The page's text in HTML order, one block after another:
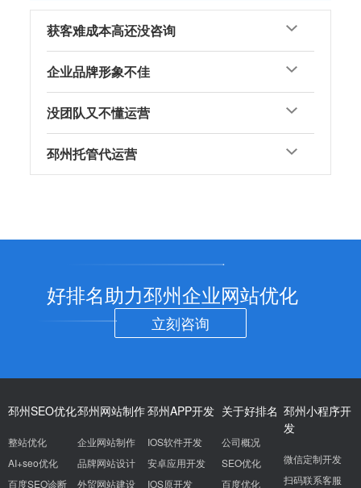
获客难成本高还没咨询
企业品牌形象不佳
没团队又不懂运营
邳州托管代运营
好排名助力邳州企业网站优化
立刻咨询
邳州SEO优化
整站优化
AI+seo优化
百度SEO诊断
邳州网站制作
企业网站制作
品牌网站设计
外贸网站建设
邳州APP开发
IOS软件开发
安卓应用开发
IOS原开发
关于好排名
公司概况
SEO优化
百度优化
邳州小程序开
发
微信定制开发
扫码联系客服